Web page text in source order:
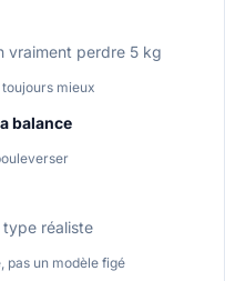
vraiment perdre 5 kg
toujours mieux
balance
type réaliste
pas un modèle figé